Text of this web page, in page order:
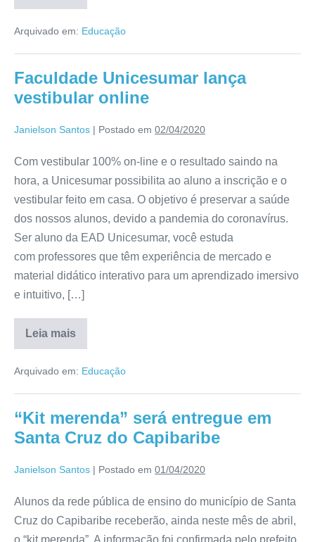
Arquivado em: Educação
Faculdade Unicesumar lança
vestibular online
Janielson Santos | Postado em 02/04/2020
Com vestibular 100% on-line e o resultado saindo na
hora, a Unicesumar possibilita ao aluno a inscrição e o
vestibular feito em casa. O objetivo é preservar a saúde
dos nossos alunos, devido a pandemia do coronavírus.
Ser aluno da EAD Unicesumar, você estuda
com professores que têm experiência de mercado e
material didático interativo para um aprendizado imersivo
e intuitivo, […]
Leia mais
Arquivado em: Educação
“Kit merenda” será entregue em
Santa Cruz do Capibaribe
Janielson Santos | Postado em 01/04/2020
Alunos da rede pública de ensino do município de Santa
Cruz do Capibaribe receberão, ainda neste mês de abril,
o “kit merenda”. A informação foi confirmada pelo prefeito